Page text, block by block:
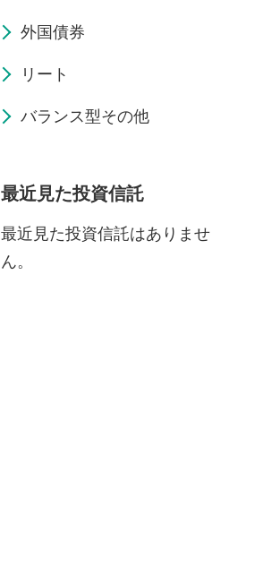
外国債券
リート
バランス型その他
最近見た投資信託
最近見た投資信託はありませ
ん。